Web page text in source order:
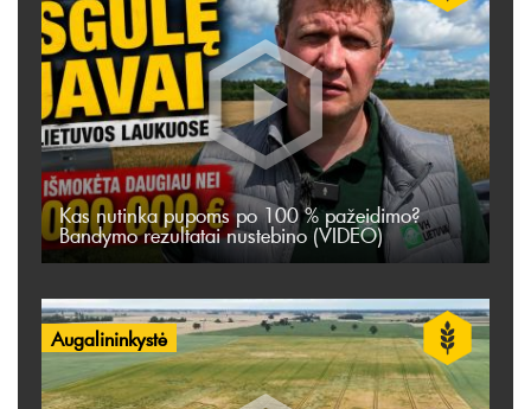
Kas nutinka pupoms po 100 % pažeidimo?
Bandymo rezultatai nustebino (VIDEO)
Augalininkystė